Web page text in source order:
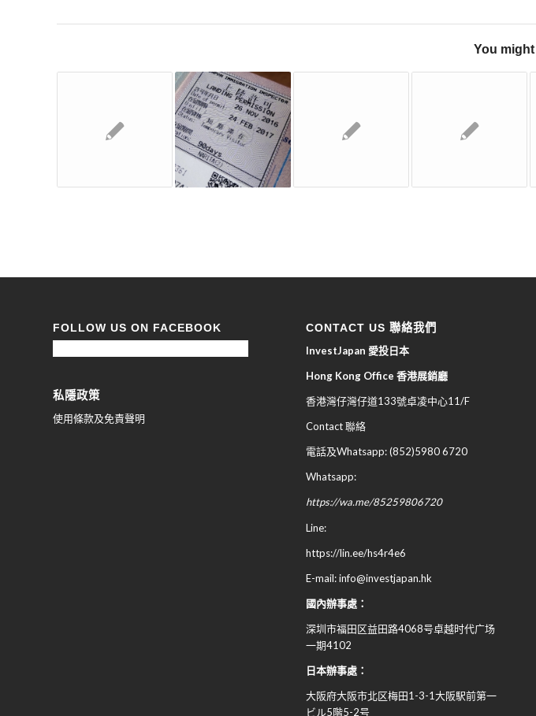
You
FOLLOW US ON FACEBOOK
私隱政策
使用條款及免責聲明
CONTACT US 聯絡我們
InvestJapan 愛投日本
Hong Kong Office 香港展銷廳
香港灣仔灣仔道133號卓凌中心11/F
Contact 聯絡
電話及Whatsapp: (852)5980 6720
Whatsapp:
https://wa.me/85259806720
Line:
https://lin.ee/hs4r4e6
E-mail: info@investjapan.hk
國內辦事處：
深圳市福田区益田路4068号卓越时代广场
一期4102
日本辦事處：
大阪府大阪市北区梅田1-3-1大阪駅前第一
ビル5階5-2号